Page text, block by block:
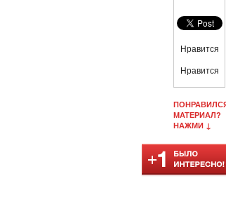
Нравится
Нравится
МАТЕРИАЛ?
НАЖМИ ↓